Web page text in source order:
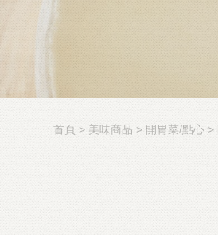
首頁 美味商品 開胃菜/點心